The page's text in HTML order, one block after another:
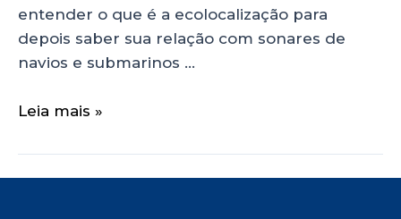
entender o que é a ecolocalização para
depois saber sua relação com sonares de
navios e submarinos …
Leia mais »